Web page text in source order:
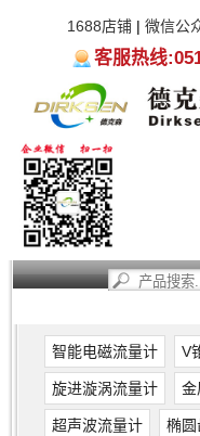
1688店铺| 微信公
客服热线
智能电磁流量计 V
旋进漩涡流量计 金
超声波流量计 椭圆